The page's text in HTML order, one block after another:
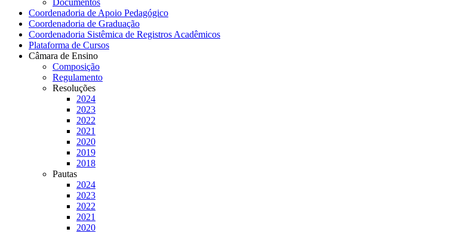
Documentos
Coordenadoria de Apoio Pedagógico
Coordenadoria de Graduação
Coordenadoria Sistêmica de Registros Acadêmicos
Plataforma de Cursos
Câmara de Ensino
Composição
Regulamento
Resoluções
2024
2023
2022
2021
2020
2019
2018
Pautas
2024
2023
2022
2021
2020